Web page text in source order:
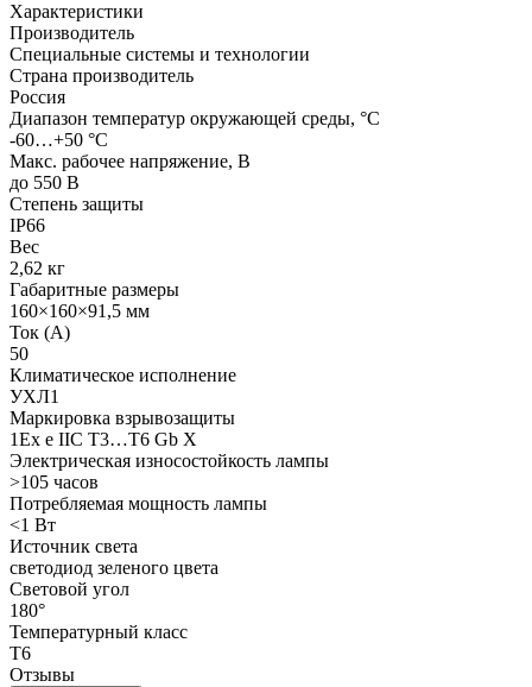
Характеристики
Производитель
Специальные системы и технологии
Страна производитель
Россия
Диапазон температур окружающей среды, °С
-60…+50 °С
Макс. рабочее напряжение, В
до 550 В
Степень защиты
IP66
Вес
2,62 кг
Габаритные размеры
160×160×91,5 мм
Ток (А)
50
Климатическое исполнение
УХЛ1
Маркировка взрывозащиты
1Ex e IIC T3…T6 Gb X
Электрическая износостойкость лампы
>105 часов
Потребляемая мощность лампы
<1 Вт
Источник света
светодиод зеленого цвета
Световой угол
180°
Температурный класс
Т6
Отзывы